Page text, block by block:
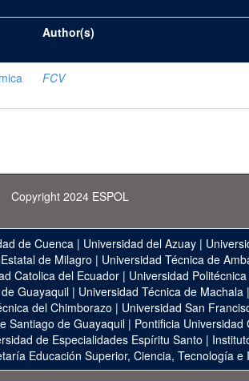
Author(s)
FCV
Copyright 2024 ESPOL
de Cuenca | Universidad del Azuay |
de Milagro | Universidad Técnica de
Catolica del Ecuador| Universidad
Guayaquil | Universidad Técnica de Machala
del Chimborazo | Universidad San
Santiago de Guayaquil | Pontificia
de Especialidades Espíritu Santo |
Educación Superior, Ciencia, Tecnología e